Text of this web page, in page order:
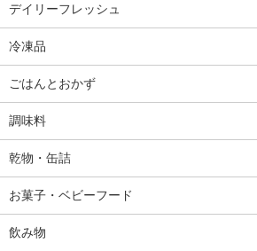
デイリーフレッシュ
冷凍品
ごはんとおかず
調味料
乾物・缶詰
お菓子・ベビーフード
飲み物